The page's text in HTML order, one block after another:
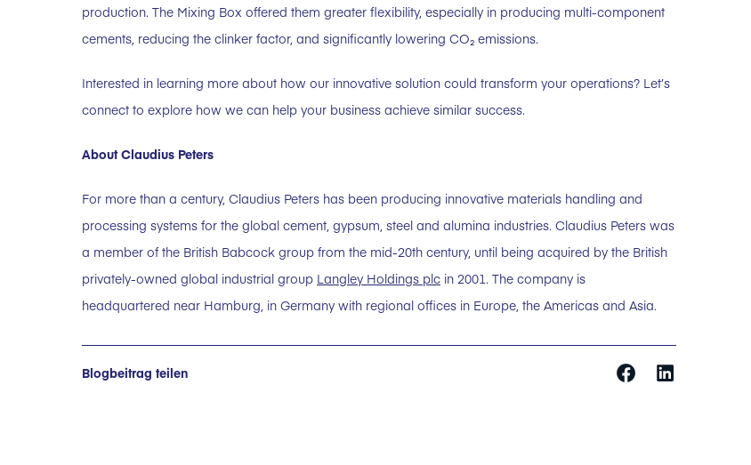
production. The Mixing Box offered them greater flexibility, especially in producing multi-component
cements, reducing the clinker factor, and significantly lowering CO₂ emissions.
Interested in learning more about how our innovative solution could transform your operations? Let’s
connect to explore how we can help your business achieve similar success.
About Claudius Peters
For more than a century, Claudius Peters has been producing innovative materials handling and
processing systems for the global cement, gypsum, steel and alumina industries. Claudius Peters was
a member of the British Babcock group from the mid-20th century, until being acquired by the British
privately-owned global industrial group Langley Holdings plc in 2001. The company is
headquartered near Hamburg, in Germany with regional offices in Europe, the Americas and Asia.
Blogbeitrag teilen